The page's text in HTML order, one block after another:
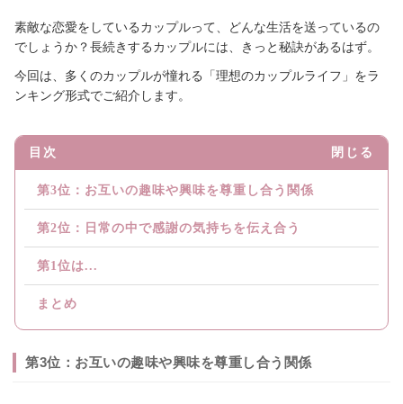
素敵な恋愛をしているカップルって、どんな生活を送っているの
でしょうか？長続きするカップルには、きっと秘訣があるはず。
今回は、多くのカップルが憧れる「理想のカップルライフ」をラ
ンキング形式でご紹介します。
目次 閉じる
第3位：お互いの趣味や興味を尊重し合う関係
第2位：日常の中で感謝の気持ちを伝え合う
第1位は...
まとめ
第3位：お互いの趣味や興味を尊重し合う関係